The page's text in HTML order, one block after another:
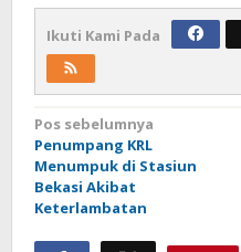
Ikuti Kami Pada
Navigasi
pos
Pos sebelumnya
Penumpang KRL
Menumpuk di Stasiun
Bekasi Akibat
Keterlambatan